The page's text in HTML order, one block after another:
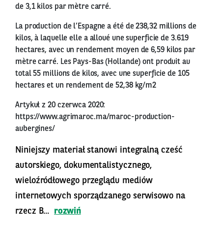
de 3,1 kilos par mètre carré.
La production de l’Espagne a été de 238,32 millions de
kilos, à laquelle elle a alloué une superficie de 3.619
hectares, avec un rendement moyen de 6,59 kilos par
mètre carré. Les Pays-Bas (Hollande) ont produit au
total 55 millions de kilos, avec une superficie de 105
hectares et un rendement de 52,38 kg/m2
Artykuł z 20 czerwca 2020:
https://www.agrimaroc.ma/maroc-production-
aubergines/
Niniejszy materiał stanowi integralną cześć
autorskiego, dokumentalistycznego,
wieloźródłowego przeglądu mediów
internetowych sporządzanego serwisowo na
rzecz B...
rozwiń